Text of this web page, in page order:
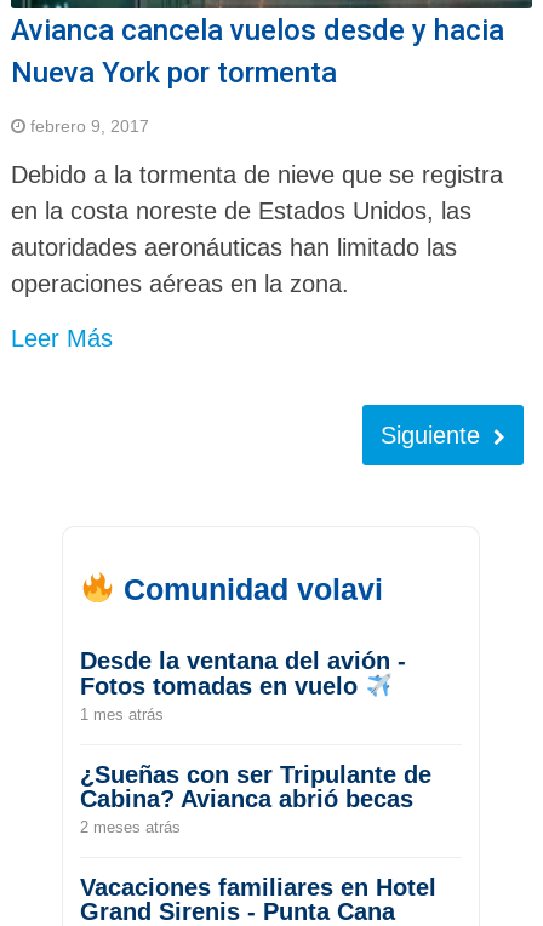
Avianca cancela vuelos desde y hacia
Nueva York por tormenta
febrero 9, 2017
Debido a la tormenta de nieve que se registra
en la costa noreste de Estados Unidos, las
autoridades aeronáuticas han limitado las
operaciones aéreas en la zona.
Leer Más
Siguiente
Comunidad volavi
Desde la ventana del avión -
Fotos tomadas en vuelo
1 mes atrás
¿Sueñas con ser Tripulante de
Cabina? Avianca abrió becas
2 meses atrás
Vacaciones familiares en Hotel
Grand Sirenis - Punta Cana